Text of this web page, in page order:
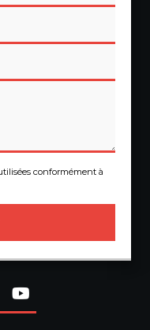
conformément à